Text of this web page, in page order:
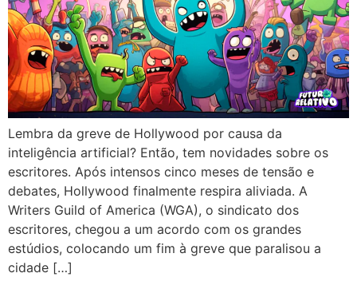
Lembra da greve de Hollywood por causa da
inteligência artificial? Então, tem novidades sobre os
escritores. Após intensos cinco meses de tensão e
debates, Hollywood finalmente respira aliviada. A
Writers Guild of America (WGA), o sindicato dos
escritores, chegou a um acordo com os grandes
estúdios, colocando um fim à greve que paralisou a
cidade […]